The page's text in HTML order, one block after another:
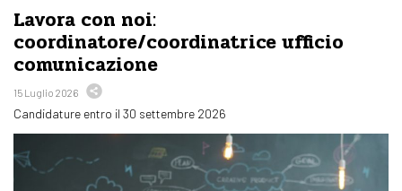
Lavora con noi:
coordinatore/coordinatrice ufficio
comunicazione
15 Luglio 2026
Candidature entro il 30 settembre 2026